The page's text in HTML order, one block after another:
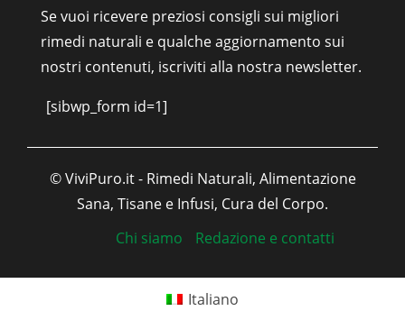
Se vuoi ricevere preziosi consigli sui migliori
rimedi naturali e qualche aggiornamento sui
nostri contenuti, iscriviti alla nostra newsletter.
[sibwp_form id=1]
© ViviPuro.it - Rimedi Naturali, Alimentazione
Sana, Tisane e Infusi, Cura del Corpo.
Chi siamo
Redazione e contatti
Italiano